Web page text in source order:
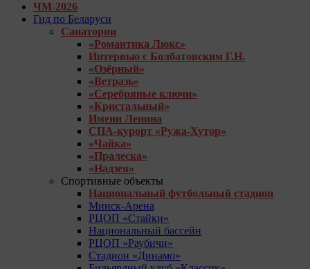
ЧМ-2026
Гид по Беларуси
Санатории
«Романтика Люкс»
Интервью с Болбатовским Г.Н.
«Озёрный»
«Ветразь»
«Серебряные ключи»
«Кристальный»
Имени Ленина
СПА-курорт «Ружа-Хутор»
«Чайка»
«Пралеска»
«Надзея»
Спортивные объекты
Национальный футбольный стадион
Минск-Арена
РЦОП «Стайки»
Национальный бассейн
РЦОП «Раубичи»
Стадион «Динамо»